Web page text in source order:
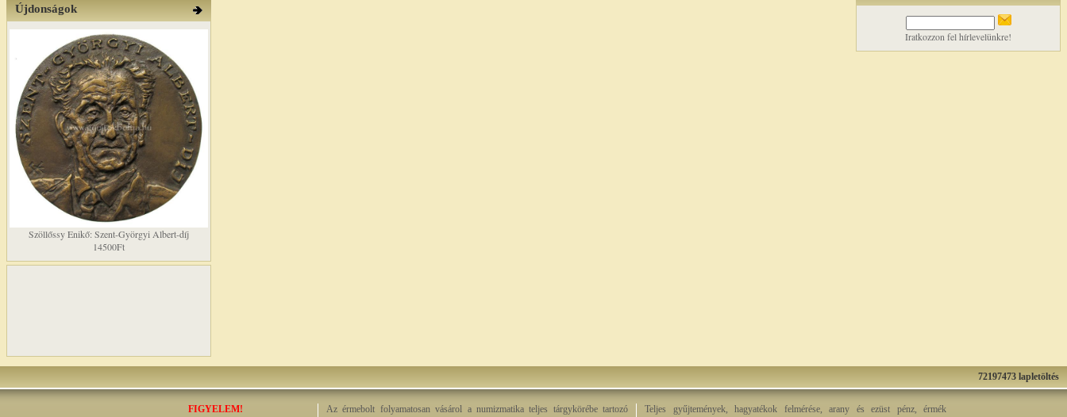
Újdonságok
Szöllőssy Enikő: Szent-Györgyi Albert-díj
14500Ft
Iratkozzon fel hírlevelünkre!
72197473 lapletöltés
FIGYELEM!
Az érmebolt folyamatosan vásárol a numizmatika teljes tárgykörébe tartozó
Teljes gyűjtemények, hagyatékok felmérése, arany és ezüst pénz, érmék